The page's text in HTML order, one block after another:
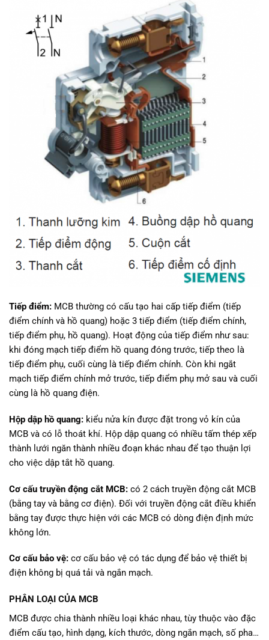
Tiếp điểm: MCB thường có cấu tạo hai cấp tiếp điểm (tiếp
điểm chính và hồ quang) hoặc 3 tiếp điểm (tiếp điểm chính,
tiếp điểm phụ, hồ quang). Hoạt động của tiếp điểm như sau:
khi đóng mạch tiếp điểm hồ quang đóng trước, tiếp theo là
tiếp điểm phụ, cuối cùng là tiếp điểm chính. Còn khi ngắt
mạch tiếp điểm chính mở trước, tiếp điểm phụ mở sau và cuối
cùng là hồ quang điện.
Hộp dập hồ quang: kiểu nửa kín được đặt trong vỏ kín của
MCB và có lỗ thoát khí. Hộp dập quang có nhiều tấm thép xếp
thành lưới ngăn thành nhiều đoạn khác nhau để tạo thuận lợi
cho việc dập tắt hồ quang.
Cơ cấu truyền động cắt MCB: có 2 cách truyền động cắt MCB
(bằng tay và bằng cơ điện). Đối với truyền động cắt điều khiển
bằng tay được thực hiện với các MCB có dòng điện định mức
không lớn.
Cơ cấu bảo vệ: cơ cấu bảo vệ có tác dụng để bảo vệ thiết bị
điện không bị quá tải và ngắn mạch.
PHÂN LOẠI CỦA MCB
MCB được chia thành nhiều loại khác nhau, tùy thuộc vào đặc
điểm cấu tạo, hình dạng, kích thước, dòng ngắn mạch, số pha…